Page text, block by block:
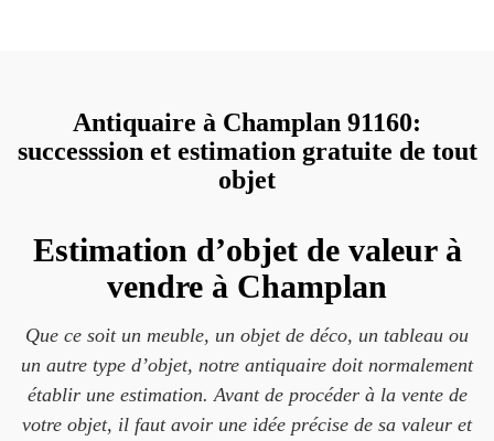
Antiquaire à Champlan 91160:
successsion et estimation gratuite de tout
objet
Estimation d’objet de valeur à
vendre à Champlan
Que ce soit un meuble, un objet de déco, un tableau ou
un autre type d’objet, notre antiquaire doit normalement
établir une estimation. Avant de procéder à la vente de
votre objet, il faut avoir une idée précise de sa valeur et